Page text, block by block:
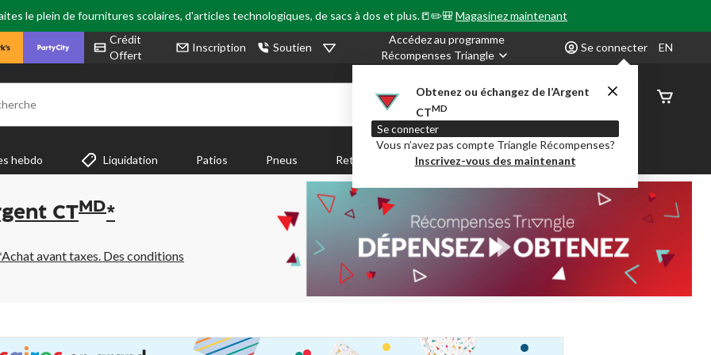
le plein de fournitures scolaires, d'articles technologiques, de sacs à dos et plus.📒✏️🎒Magasinez maintenant
Crédit
Offert
Inscription Soutien
Accédez au programme
Récompenses Triangle
Se connecter
Obtenez ou échangez de l’Argent
CTMD
Se connecter
Vous n’avez pas compte Triangle Récompenses?
Inscrivez-vous des maintenant
EN
État de
hebdo Liquidation Patios Pneus Retour en Classe Party City Centre-auto
CT MD*
avant taxes. Des conditions